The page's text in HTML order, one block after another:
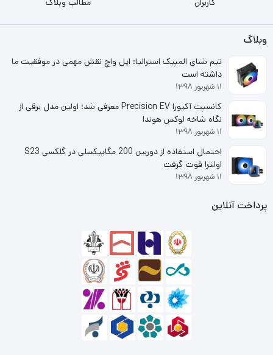
محسوب می شوند.
کاربران مطالب وبلاگ
وبلاگ
تیم شنای المپیک استرالیا: اپل واچ نقش مهمی در موفقیت ما
داشته است
۱۱ شهریور ۱۳۹۸
کانسپت آکیورا Precision EV معرفی شد؛ اولین مدل برقی از
نگاه شاخه لوکس هوندا
۱۱ شهریور ۱۳۹۸
احتمال استفاده از دوربین 200 مگاپیکسلی در گلکسی S23
اولترا قوت گرفت
۱۱ شهریور ۱۳۹۸
پرداخت آنلاین